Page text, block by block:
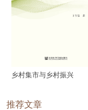
乡村集市与乡村振兴
推荐文章